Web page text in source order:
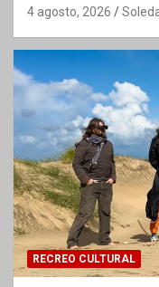
4 agosto, 2026
RECREO CULTURAL